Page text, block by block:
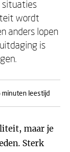
situaties
wordt
anders lopen
is
minuten leestijd
maar je
Sterk